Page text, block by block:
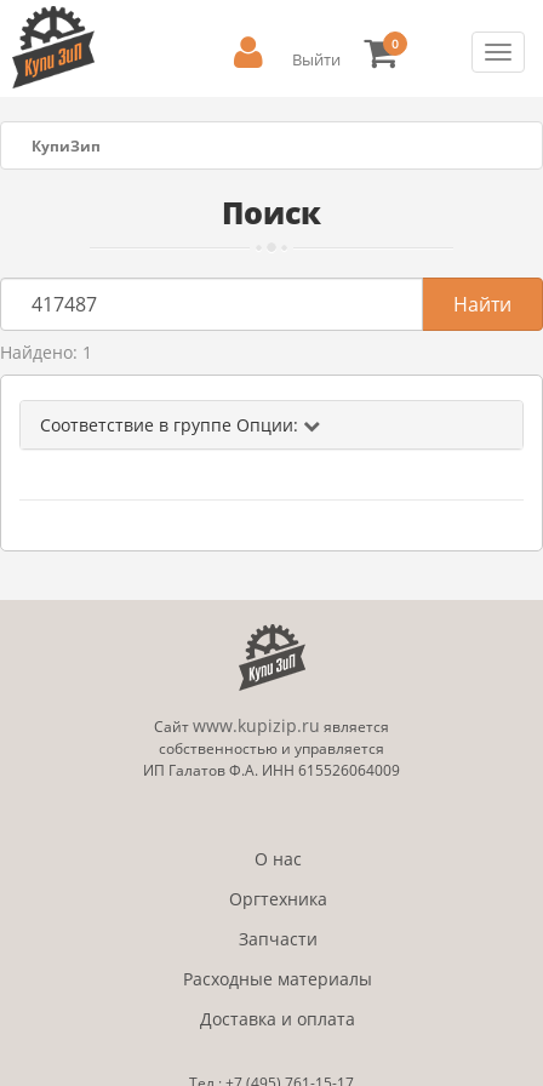
Выйти
0
КупиЗип
Поиск
Найдено: 1
Соответствие в группе Опции:
Сайтwww.kupizip.ru является
собственностью и управляется
ИП Галатов Ф.А. ИНН 615526064009
О нас
Оргтехника
Запчасти
Расходные материалы
Доставка и оплата